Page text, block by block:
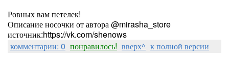
Ровных вам петелек!⠀
Описание носочки от автора @mirasha_store
источник:https://vk.com/shenows
комментарии: 0 понравилось! вверх^ к полной версии